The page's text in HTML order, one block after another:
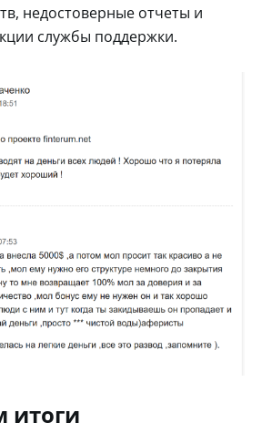
недостоверные отчеты и
службы поддержки.
итоги